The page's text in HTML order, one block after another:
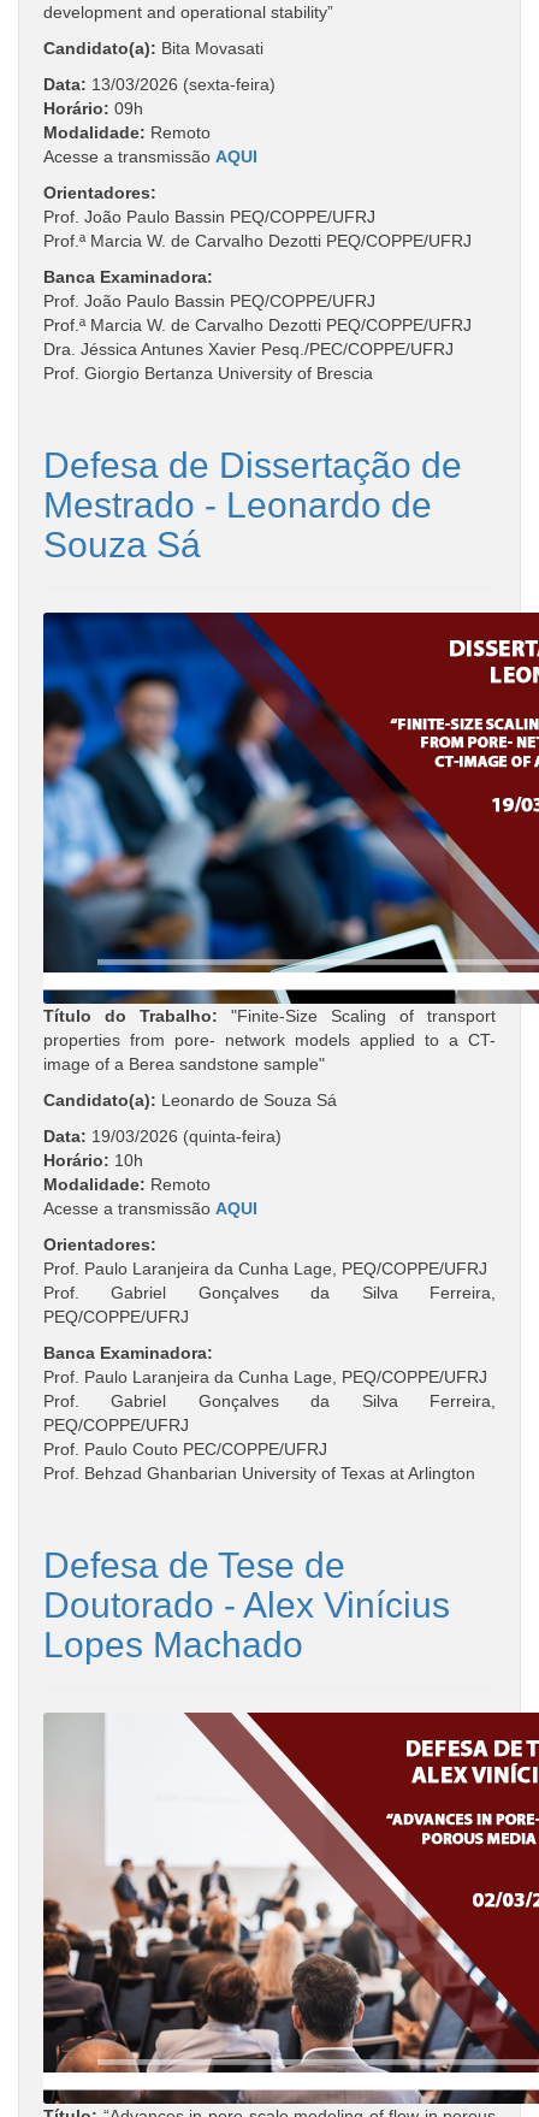
development and operational stability”
Candidato(a): Bita Movasati
Data: 13/03/2026 (sexta-feira)
Horário: 09h
Modalidade: Remoto
Acesse a transmissão AQUI
Orientadores:
Prof. João Paulo Bassin PEQ/COPPE/UFRJ
Prof.ª Marcia W. de Carvalho Dezotti PEQ/COPPE/UFRJ
Banca Examinadora:
Prof. João Paulo Bassin PEQ/COPPE/UFRJ
Prof.ª Marcia W. de Carvalho Dezotti PEQ/COPPE/UFRJ
Dra. Jéssica Antunes Xavier Pesq./PEC/COPPE/UFRJ
Prof. Giorgio Bertanza University of Brescia
Defesa de Dissertação de
Mestrado - Leonardo de
Souza Sá
Título do Trabalho: "Finite-Size Scaling of transport
properties from pore- network models applied to a CT-
image of a Berea sandstone sample"
Candidato(a): Leonardo de Souza Sá
Data: 19/03/2026 (quinta-feira)
Horário: 10h
Modalidade: Remoto
Acesse a transmissão AQUI
Orientadores:
Prof. Paulo Laranjeira da Cunha Lage, PEQ/COPPE/UFRJ
Prof. Gabriel Gonçalves da Silva Ferreira,
PEQ/COPPE/UFRJ
Banca Examinadora:
Prof. Paulo Laranjeira da Cunha Lage, PEQ/COPPE/UFRJ
Prof. Gabriel Gonçalves da Silva Ferreira,
PEQ/COPPE/UFRJ
Prof. Paulo Couto PEC/COPPE/UFRJ
Prof. Behzad Ghanbarian University of Texas at Arlington
Defesa de Tese de
Doutorado - Alex Vinícius
Lopes Machado